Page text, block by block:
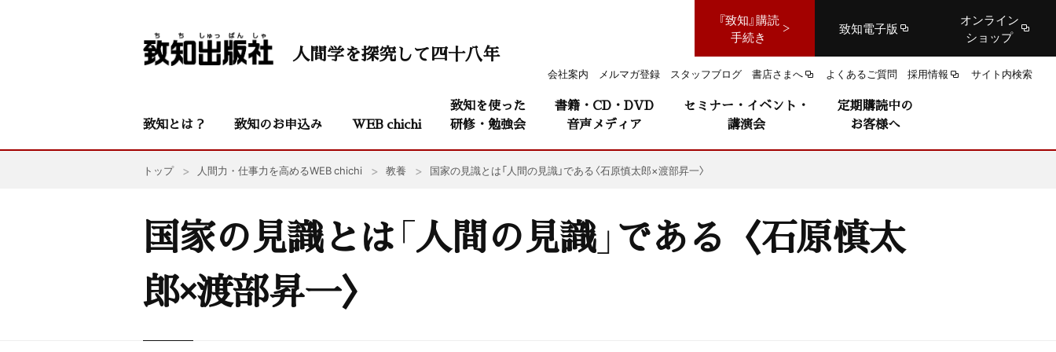
『致知』購読
手続き
致知電子版
オンライン
ショップ
会社案内 メルマガ登録 スタッフブログ 書店さまへ よくあるご質問 採用情報 サイト内検索
人間学を探究して四十八年
致知とは？ 致知のお申込み WEB chichi
致知を使った
研修・勉強会
書籍・CD・DVD
音声メディア
セミナー・イベント・
講演会
定期購読中の
お客様へ
トップ 人間力・仕事力を高めるWEB chichi 教養 国家の見識とは「人間の見識」である〈石原慎太郎×渡部昇一〉
国家の見識とは「人間の見識」である〈石原慎太
郎×渡部昇一〉